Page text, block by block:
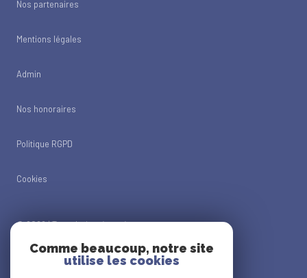
Nos partenaires
Mentions légales
Admin
Nos honoraires
Politique RGPD
Cookies
© 2026 | Tous droits réservés
Comme beaucoup, notre site
utilise les cookies